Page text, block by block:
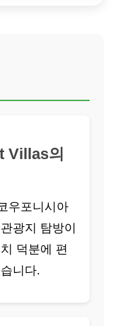
Villas의
우포니시아
광지 탐방이
덕분에 편
니다.